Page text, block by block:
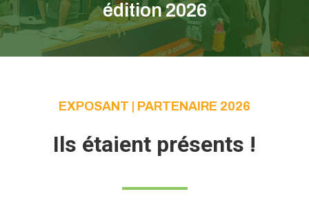
édition 2026
EXPOSANT | PARTENAIRE 2026
Ils étaient présents !